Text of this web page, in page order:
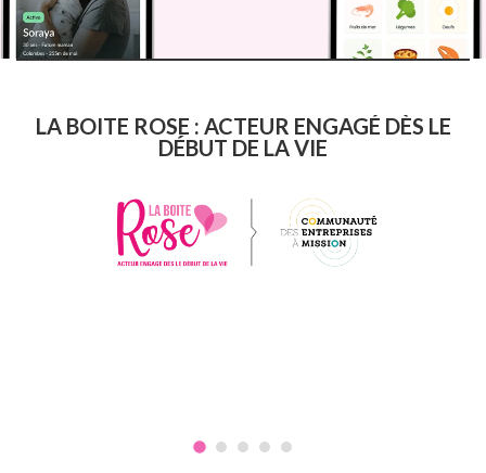
LA BOITE ROSE : ACTEUR ENGAGÉ DÈS LE
DÉBUT DE LA VIE